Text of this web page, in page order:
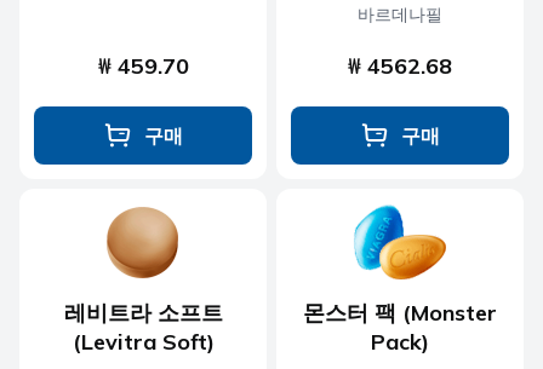
₩ 459.70
구매
바르데나필
₩ 4562.68
구매
레비트라 소프트
(Levitra Soft)
몬스터 팩 (Monster
Pack)